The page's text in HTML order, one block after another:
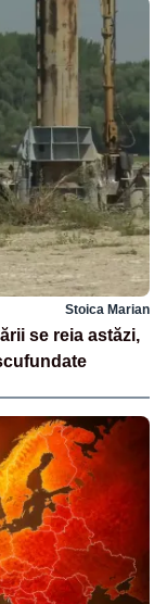
Stoica Marian
se reia astăzi,